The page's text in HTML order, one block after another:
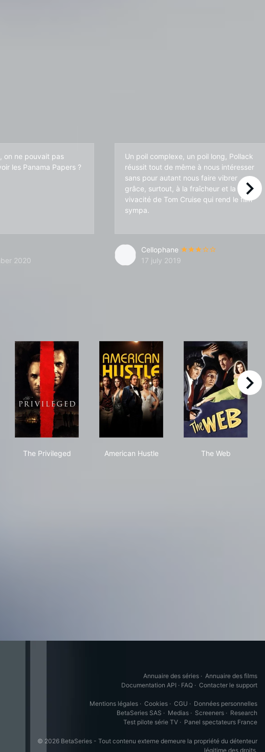
là dans un rôle dramatique, il est très bon aussi! Et puis, il faut avouer
on ne pouvait pas
les Panama Papers ?
2020
Un poil complexe, un poil long, Pollack
réussit tout de même à nous intéresser
sans pour autant nous faire vibrer
grâce, surtout, à la fraîcheur et la
vivacité de Tom Cruise qui rend le film
sympa.
Cellophane
17 july 2019
right
The Privileged
American Hustle
The Web
right
Annuaire des séries · Annuaire des films
Documentation API · FAQ · Contacter le support
Mentions légales · Cookies · CGU · Données personnelles
BetaSeries SAS · Medias · Screeners · Research
Test pilote série TV · Panel spectateurs France
© 2026 BetaSeries - Tout contenu externe demeure la propriété du détenteur
légitime des droits.